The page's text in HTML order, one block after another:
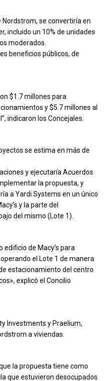
se convertiría en
incluido un 10% de unidades
moderados.
beneficios públicos, de
$1.7 millones para
y $5.7 millones al
indicaron los Concejales.
se estima en más de
y ejecutaría Acuerdos
la propuesta, y
a Yardi Systems en un único
y la parte del
del mismo (Lote 1).
de Macy’s para
el Lote 1 de manera
estacionamiento del centro
explicó el Concilio
Investments y Praelium,
a viviendas.
la propuesta tiene como
que estuvieron desocupados